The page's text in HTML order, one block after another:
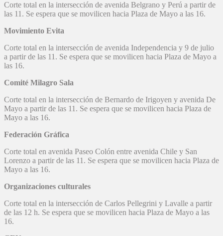
Corte total en la intersección de avenida Belgrano y Perú a partir de
las 11. Se espera que se movilicen hacia Plaza de Mayo a las 16.
Movimiento Evita
Corte total en la intersección de avenida Independencia y 9 de julio
a partir de las 11. Se espera que se movilicen hacia Plaza de Mayo a
las 16.
Comité Milagro Sala
Corte total en la intersección de Bernardo de Irigoyen y avenida De
Mayo a partir de las 11. Se espera que se movilicen hacia Plaza de
Mayo a las 16.
Federación Gráfica
Corte total en avenida Paseo Colón entre avenida Chile y San
Lorenzo a partir de las 11. Se espera que se movilicen hacia Plaza de
Mayo a las 16.
Organizaciones culturales
Corte total en la intersección de Carlos Pellegrini y Lavalle a partir
de las 12 h. Se espera que se movilicen hacia Plaza de Mayo a las
16.